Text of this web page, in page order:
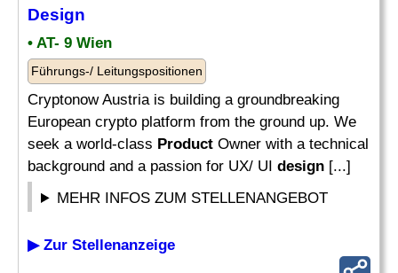
Design
• AT- 9 Wien
Führungs-/ Leitungspositionen
Cryptonow Austria is building a groundbreaking
European crypto platform from the ground up. We
seek a world-class Product Owner with a technical
background and a passion for UX/ UI design [...]
MEHR INFOS ZUM STELLENANGEBOT
▶ Zur Stellenanzeige